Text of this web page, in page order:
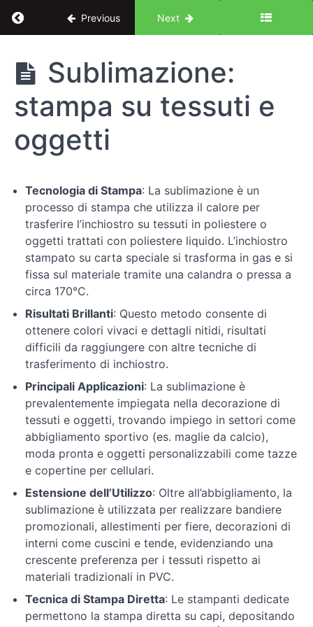
Return to course: I segreti della grafica
Previous Next
I segreti della
grafica
professionale
Introduzione
Introduzione
stampa
Stampa
grafica
Colori
Sublimazione:
stampa su tessuti e
oggetti
Tecnologia di Stampa: La sublimazione è un
processo di stampa che utilizza il calore per
trasferire l’inchiostro su tessuti in poliestere o
oggetti trattati con poliestere liquido. L’inchiostro
stampato su carta speciale si trasforma in gas e si
fissa sul materiale tramite una calandra o pressa a
circa 170°C.
Risultati Brillanti: Questo metodo consente di
ottenere colori vivaci e dettagli nitidi, risultati
difficili da raggiungere con altre tecniche di
trasferimento di inchiostro.
Principali Applicazioni: La sublimazione è
prevalentemente impiegata nella decorazione di
tessuti e oggetti, trovando impiego in settori come
abbigliamento sportivo (es. maglie da calcio),
moda pronta e oggetti personalizzabili come tazze
e copertine per cellulari.
Estensione dell’Utilizzo: Oltre all’abbigliamento, la
sublimazione è utilizzata per realizzare bandiere
promozionali, allestimenti per fiere, decorazioni di
interni come cuscini e tende, evidenziando una
crescente preferenza per i tessuti rispetto ai
materiali tradizionali in PVC.
Tecnica di Stampa Diretta: Le stampanti dedicate
permettono la stampa diretta su capi, depositando